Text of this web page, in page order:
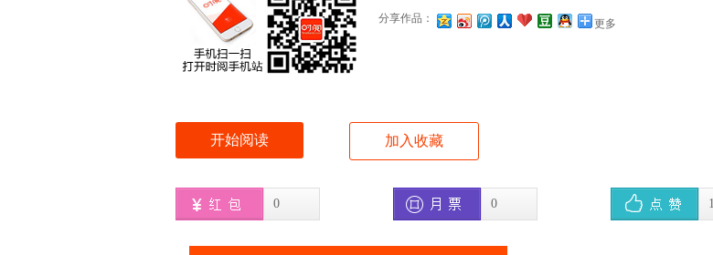
分享作品： 更多
开始阅读 加入收藏
0 0